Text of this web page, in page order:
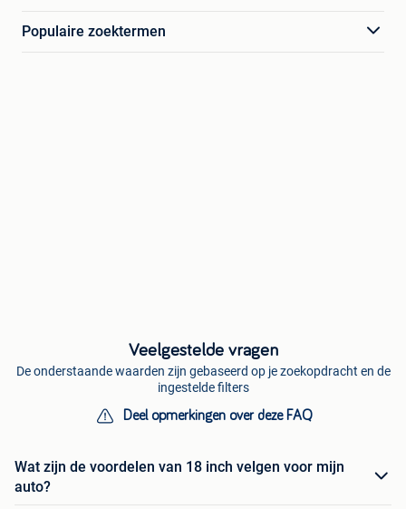
Populaire zoektermen
Veelgestelde vragen
De onderstaande waarden zijn gebaseerd op je zoekopdracht en de
ingestelde filters
Deel opmerkingen over deze FAQ
Wat zijn de voordelen van 18 inch velgen voor mijn
auto?